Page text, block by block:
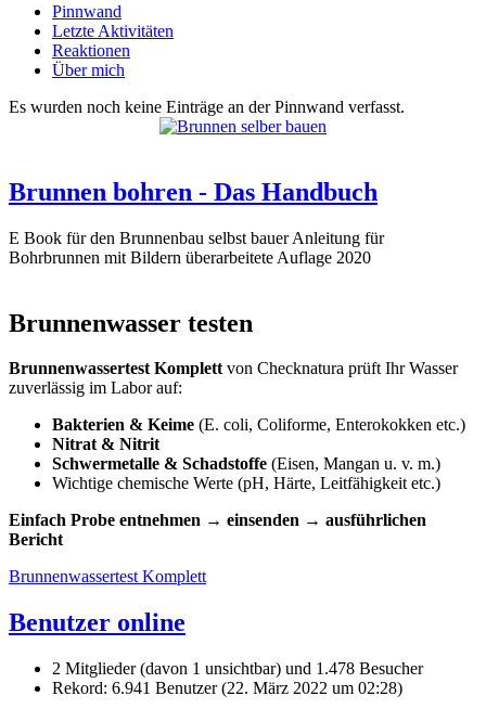
Pinnwand
Letzte Aktivitäten
Reaktionen
Über mich
Es wurden noch keine Einträge an der Pinnwand verfasst.
Brunnen bohren - Das Handbuch
E Book für den Brunnenbau selbst bauer Anleitung für
Bohrbrunnen mit Bildern überarbeitete Auflage 2020
Brunnenwasser testen
Brunnenwassertest Komplettvon Checknatura prüft Ihr Wasser
zuverlässig im Labor auf:
Bakterien & Keime (E. coli, Coliforme, Enterokokken etc.)
Nitrat & Nitrit
Schwermetalle & Schadstoffe (Eisen, Mangan u. v. m.)
Wichtige chemische Werte (pH, Härte, Leitfähigkeit etc.)
Einfach Probe entnehmen → einsenden → ausführlichen
Bericht
Brunnenwassertest Komplett
Benutzer online
2 Mitglieder (davon 1 unsichtbar) und 1.478 Besucher
Rekord: 6.941 Benutzer (22. März 2022 um 02:28)